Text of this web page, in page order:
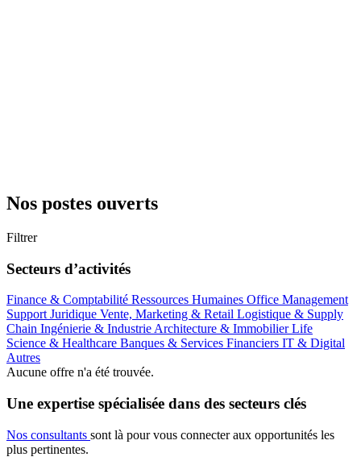
Nos postes ouverts
Filtrer
Secteurs d’activités
Finance & Comptabilité Ressources Humaines Office Management
SupportJuridique Vente, Marketing & Retail Logistique & Supply
Chain Ingénierie & IndustrieArchitecture & ImmobilierLife
Science & Healthcare Banques & Services Financiers IT & Digital
Autres
Aucune offre n'a été trouvée.
Une expertise spécialisée dans des secteurs clés
Nos consultants sont là pour vous connecter aux opportunités les
plus pertinentes.